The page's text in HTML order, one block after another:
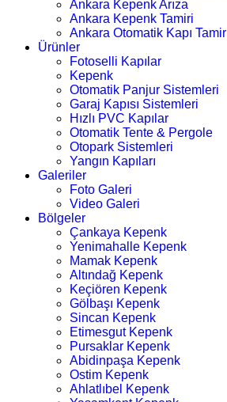
Ankara Kepenk Arıza
Ankara Kepenk Tamiri
Ankara Otomatik Kapı Tamir
Ürünler
Fotoselli Kapılar
Kepenk
Otomatik Panjur Sistemleri
Garaj Kapısı Sistemleri
Hızlı PVC Kapılar
Otomatik Tente & Pergole
Otopark Sistemleri
Yangın Kapıları
Galeriler
Foto Galeri
Video Galeri
Bölgeler
Çankaya Kepenk
Yenimahalle Kepenk
Mamak Kepenk
Altındağ Kepenk
Keçiören Kepenk
Gölbaşı Kepenk
Sincan Kepenk
Etimesgut Kepenk
Pursaklar Kepenk
Abidinpaşa Kepenk
Ostim Kepenk
Ahlatlıbel Kepenk